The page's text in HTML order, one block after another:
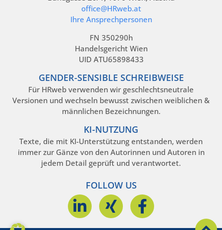
office@HRweb.at
Ihre Ansprechpersonen
FN 350290h
Handelsgericht Wien
UID ATU65898433
GENDER-SENSIBLE SCHREIBWEISE
Für HRweb verwenden wir geschlechtsneutrale
Versionen und wechseln bewusst zwischen weiblichen &
männlichen Bezeichnungen.
KI-NUTZUNG
Texte, die mit KI-Unterstützung entstanden, werden
immer zur Gänze von den Autorinnen und Autoren in
jedem Detail geprüft und verantwortet.
FOLLOW US